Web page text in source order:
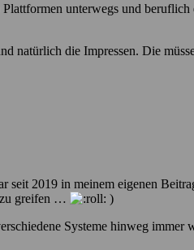
unterwegs und beruflich
natürlich die Impressen. Die
seit 2019 in meinem eigenen
zu greifen …
)
Systeme hinweg immer